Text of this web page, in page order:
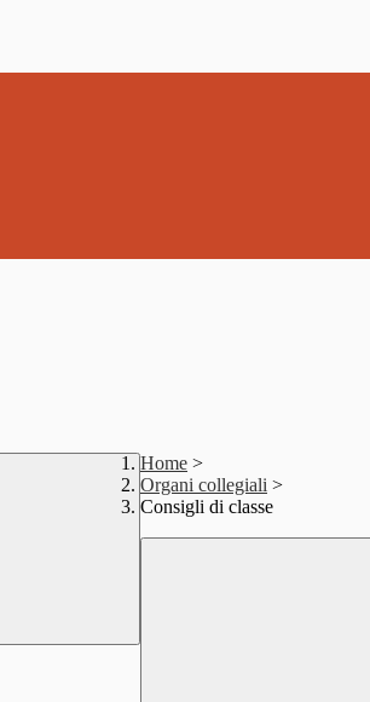
Home >
Organi collegiali >
Consigli di classe